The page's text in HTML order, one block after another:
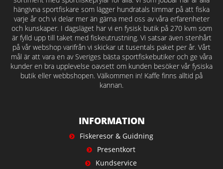
hängivna sportfiskare som lägger hundratals timmar på att fiska
varje år och vi delar mer än gärna med oss av våra erfarenheter
och kunskaper. I dagsläget har vi en fysisk butik på 270 kvm som
är fylld upp till taket med fiskeutrustning. Vi satsar även stenhårt
på vår webshop varifrån vi skickar ut tusentals paket per år. Vårt
mål är att vara en av Sveriges bästa sportfiskebutiker och ge våra
kunder en bra upplevelse oavsett om kunden besöker vår fysiska
butik eller webbshopen. Välkommen in! Kaffe finns alltid på
kannan.
INFORMATION
Fiskeresor & Guidning
Presentkort
Kundservice